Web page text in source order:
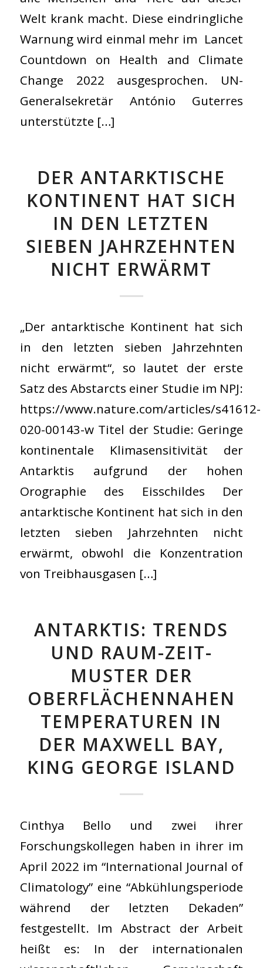
Welt krank macht. Diese eindringliche
Warnung wird einmal mehr im Lancet
Countdown on Health and Climate
Change 2022 ausgesprochen. UN-
Generalsekretär António Guterres
unterstützte […]
DER ANTARKTISCHE
KONTINENT HAT SICH
IN DEN LETZTEN
SIEBEN JAHRZEHNTEN
NICHT ERWÄRMT
„Der antarktische Kontinent hat sich
in den letzten sieben Jahrzehnten
nicht erwärmt“, so lautet der erste
Satz des Abstarcts einer Studie im NPJ:
https://www.nature.com/articles/s41612-
020-00143-w Titel der Studie: Geringe
kontinentale Klimasensitivität der
Antarktis aufgrund der hohen
Orographie des Eisschildes Der
antarktische Kontinent hat sich in den
letzten sieben Jahrzehnten nicht
erwärmt, obwohl die Konzentration
von Treibhausgasen […]
ANTARKTIS: TRENDS
UND RAUM-ZEIT-
MUSTER DER
OBERFLÄCHENNAHEN
TEMPERATUREN IN
DER MAXWELL BAY,
KING GEORGE ISLAND
Cinthya Bello und zwei ihrer
Forschungskollegen haben in ihrer im
April 2022 im “International Journal of
Climatology” eine “Abkühlungsperiode
während der letzten Dekaden”
festgestellt. Im Abstract der Arbeit
heißt es: In der internationalen